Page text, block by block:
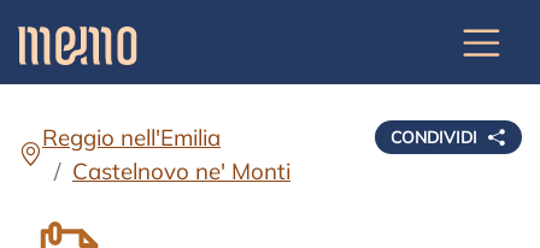
CONDIVIDI
Reggio nell'Emilia
Castelnovo ne' Monti